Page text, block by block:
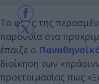
Το φίνις της
παρουσία στα
έπαιζε ο
διοίκηση των
προετοιμασίας πως